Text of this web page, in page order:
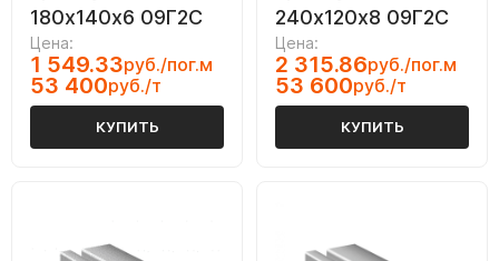
180х140х6 09Г2С
Цена:
1 549.33руб./пог.м
53 400руб./т
КУПИТЬ
240х120х8 09Г2С
Цена:
2 315.86руб./пог.м
53 600руб./т
КУПИТЬ